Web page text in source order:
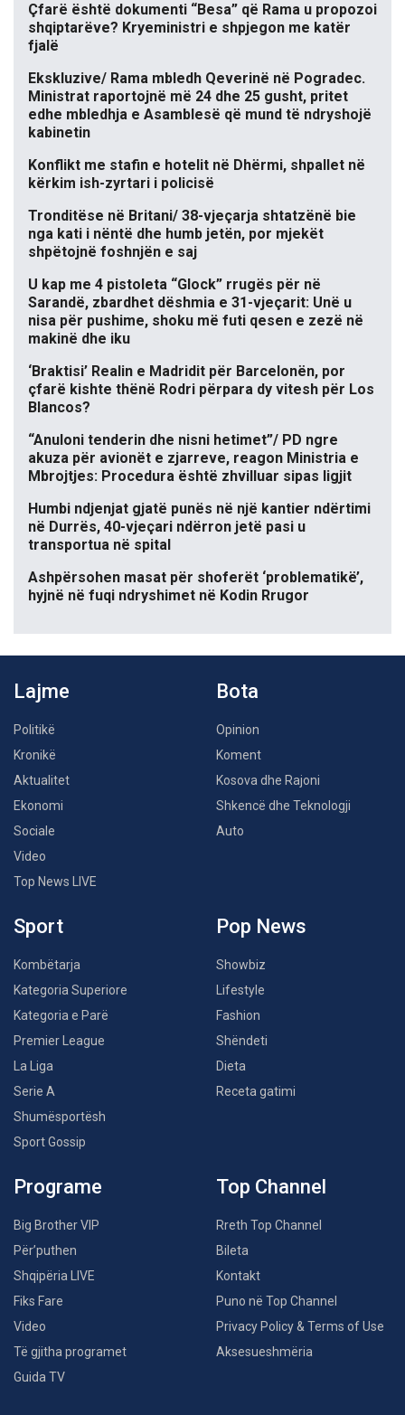
Çfarë është dokumenti “Besa” që Rama u propozoi
shqiptarëve? Kryeministri e shpjegon me katër
fjalë
Ekskluzive/ Rama mbledh Qeverinë në Pogradec.
Ministrat raportojnë më 24 dhe 25 gusht, pritet
edhe mbledhja e Asamblesë që mund të ndryshojë
kabinetin
Konflikt me stafin e hotelit në Dhërmi, shpallet në
kërkim ish-zyrtari i policisë
Tronditëse në Britani/ 38-vjeçarja shtatzënë bie
nga kati i nëntë dhe humb jetën, por mjekët
shpëtojnë foshnjën e saj
U kap me 4 pistoleta “Glock” rrugës për në
Sarandë, zbardhet dëshmia e 31-vjeçarit: Unë u
nisa për pushime, shoku më futi qesen e zezë në
makinë dhe iku
‘Braktisi’ Realin e Madridit për Barcelonën, por
çfarë kishte thënë Rodri përpara dy vitesh për Los
Blancos?
“Anuloni tenderin dhe nisni hetimet”/ PD ngre
akuza për avionët e zjarreve, reagon Ministria e
Mbrojtjes: Procedura është zhvilluar sipas ligjit
Humbi ndjenjat gjatë punës në një kantier ndërtimi
në Durrës, 40-vjeçari ndërron jetë pasi u
transportua në spital
Ashpërsohen masat për shoferët ‘problematikë’,
hyjnë në fuqi ndryshimet në Kodin Rrugor
Lajme
Politikë
Kronikë
Aktualitet
Ekonomi
Sociale
Video
Top News LIVE
Bota
Opinion
Koment
Kosova dhe Rajoni
Shkencë dhe Teknologji
Auto
Sport
Kombëtarja
Kategoria Superiore
Kategoria e Parë
Premier League
La Liga
Serie A
Shumësportësh
Sport Gossip
Pop News
Showbiz
Lifestyle
Fashion
Shëndeti
Dieta
Receta gatimi
Programe
Big Brother VIP
Për’puthen
Shqipëria LIVE
Fiks Fare
Video
Të gjitha programet
Guida TV
Top Channel
Rreth Top Channel
Bileta
Kontakt
Puno në Top Channel
Privacy Policy & Terms of Use
Aksesueshmëria